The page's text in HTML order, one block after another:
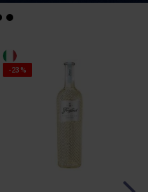
-23%